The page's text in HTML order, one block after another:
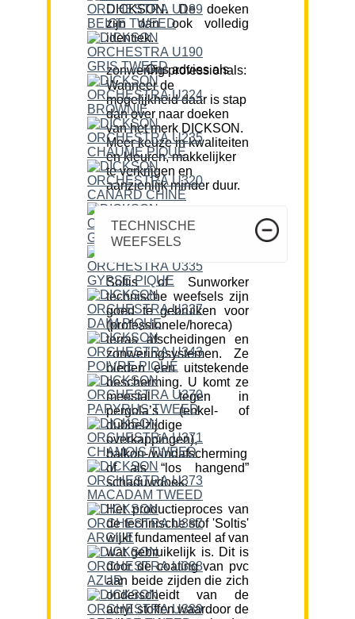
DICKSON. De doeken
zijn dan ook volledig
identiek.
Ons advies als zonwering professionals:
Wanneer de
mogelijkheid daar is stap
dan over naar doeken
van het merk DICKSON.
Meer keuze in kwaliteiten
en kleuren, makkelijker
te verkrijgen en
aanzienlijk minder duur.
TECHNISCHE
WEEFSELS
Soltis of Sunworker
technische weefsels zijn
goed te gebruiken voor
(professionele/horeca)
terras afscheidingen en
zonweringsystemen. Ze
bieden een uitstekende
bescherming. U komt ze
meestal tegen in
pergola’s (enkel- of
dubbelzijdige
overkappingen),
balkon-/windafscherming
of als “los hangend”
schaduwdoek.
Het productieproces van
de technische stof 'Soltis'
wijkt fundamenteel af van
wat gebruikelijk is. Dit is
door de coating van pvc
aan beide zijden die zich
onderscheidt van de
acryl stoffen waardoor de